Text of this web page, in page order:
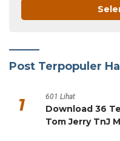
Post Terpopuler
1 601 Lihat
Download 36
Tom Jerry TnJ